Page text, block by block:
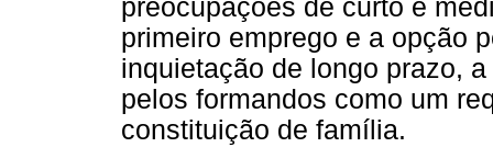
preocupações de curto e
primeiro emprego e a opção
inquietação de longo prazo,
pelos formandos como um
constituição de família.